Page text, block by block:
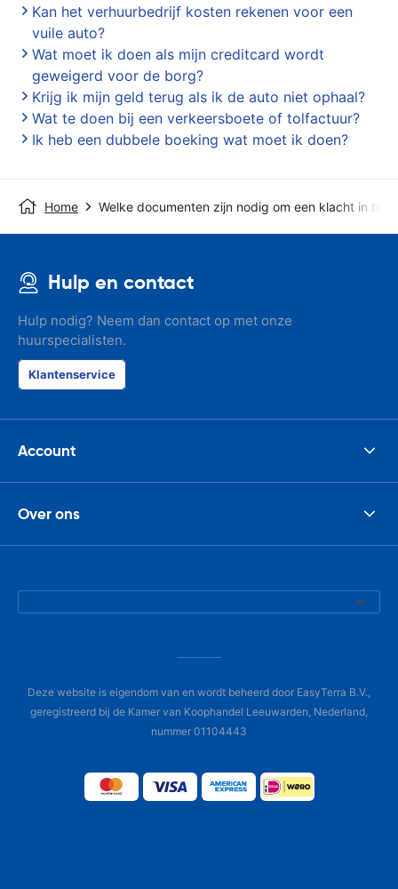
Kan het verhuurbedrijf kosten rekenen voor een
vuile auto?
Wat moet ik doen als mijn creditcard wordt
geweigerd voor de borg?
Krijg ik mijn geld terug als ik de auto niet ophaal?
Wat te doen bij een verkeersboete of tolfactuur?
Ik heb een dubbele boeking wat moet ik doen?
Home Welke documenten zijn nodig om een klacht in te
Hulp en contact
Hulp nodig? Neem dan contact op met onze
huurspecialisten.
Klantenservice
Account
Over ons
Deze website is eigendom van en wordt beheerd door EasyTerra B.V.,
geregistreerd bij de Kamer van Koophandel Leeuwarden, Nederland,
nummer 01104443